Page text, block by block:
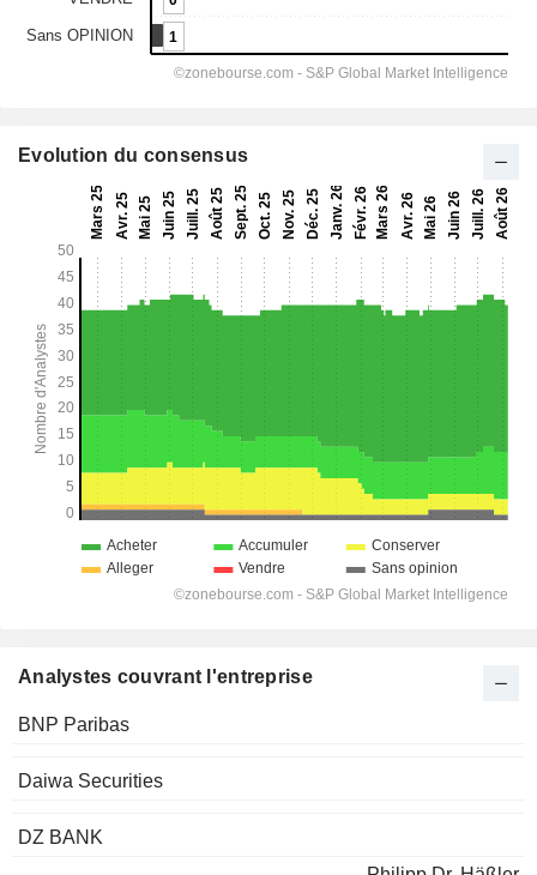
Evolution du consensus
Analystes couvrant l'entreprise
BNP Paribas
Daiwa Securities
DZ BANK